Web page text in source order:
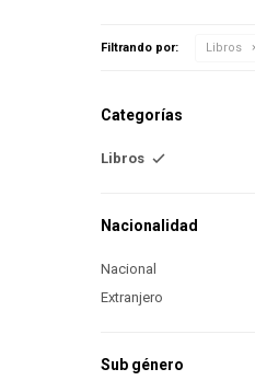
Filtrando por: Libros
Categorías
Libros
Nacionalidad
Nacional
Extranjero
Sub género